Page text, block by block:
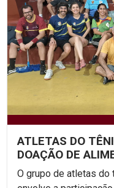
ATLETAS DO
DOAÇÃO DE
O grupo de atletas do